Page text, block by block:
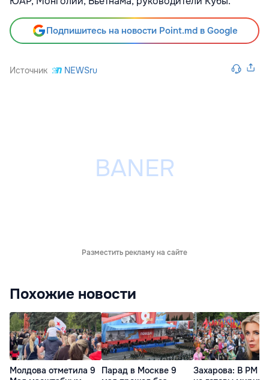
Подпишитесь на новости Point.md в Google
Источник NEWSru
Разместить рекламу на сайте
Похожие новости
Молдова отметила 9
Парад в Москве 9
Захарова: В РМ